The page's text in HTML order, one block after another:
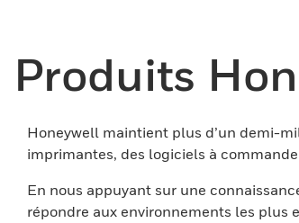
Produits
Honeywell maintient plus d’un demi-
imprimantes, des logiciels à
En nous appuyant sur une
répondre aux environnements les plus